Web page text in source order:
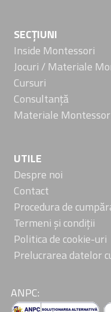
SECȚIUNI
Inside Montessori
Jocuri / Materiale
Cursuri
Consultanță
Materiale
UTILE
Despre noi
Contact
Procedura de
Termeni și condiții
Politica de cookie-uri
Prelucrarea datelor
ANPC: